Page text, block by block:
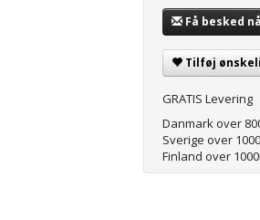
Få besked
Tilføj
GRATIS Levering
Danmark over
Sverige over
Finland over